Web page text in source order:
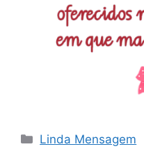
Categorias
Linda Mensagem